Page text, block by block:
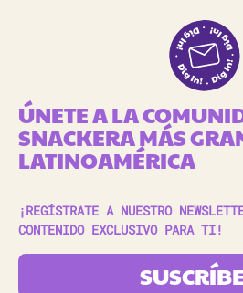
ÚNETE A LA
SNACKERA MÁS
LATINOAMÉRICA
¡REGÍSTRATE A NUESTRO
CONTENIDO EXCLUSIVO PARA TI!